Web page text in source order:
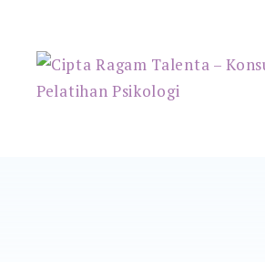
Cipta Ragam